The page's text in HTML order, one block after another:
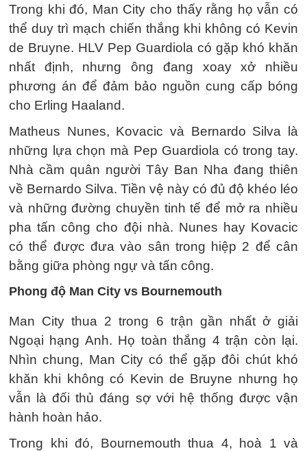
Trong khi đó, Man City cho thấy rằng họ vẫn có
thể duy trì mạch chiến thắng khi không có Kevin
de Bruyne. HLV Pep Guardiola có gặp khó khăn
nhất định, nhưng ông đang xoay xở nhiều
phương án để đảm bảo nguồn cung cấp bóng
cho Erling Haaland.
Matheus Nunes, Kovacic và Bernardo Silva là
những lựa chọn mà Pep Guardiola có trong tay.
Nhà cầm quân người Tây Ban Nha đang thiên
về Bernardo Silva. Tiền vệ này có đủ độ khéo léo
và những đường chuyền tinh tế để mở ra nhiều
pha tấn công cho đội nhà. Nunes hay Kovacic
có thể được đưa vào sân trong hiệp 2 để cân
bằng giữa phòng ngự và tấn công.
Phong độ Man City vs Bournemouth
Man City thua 2 trong 6 trận gần nhất ở giải
Ngoại hạng Anh. Họ toàn thắng 4 trận còn lại.
Nhìn chung, Man City có thể gặp đôi chút khó
khăn khi không có Kevin de Bruyne nhưng họ
vẫn là đối thủ đáng sợ với hệ thống được vận
hành hoàn hảo.
Trong khi đó, Bournemouth thua 4, hoà 1 và